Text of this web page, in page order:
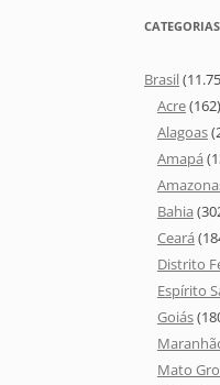
CATEGORIAS
Brasil
Acre(162)
Alagoas
Amapá
Bahia
Ceará
Distrito
Espírito
Goiás
Mato